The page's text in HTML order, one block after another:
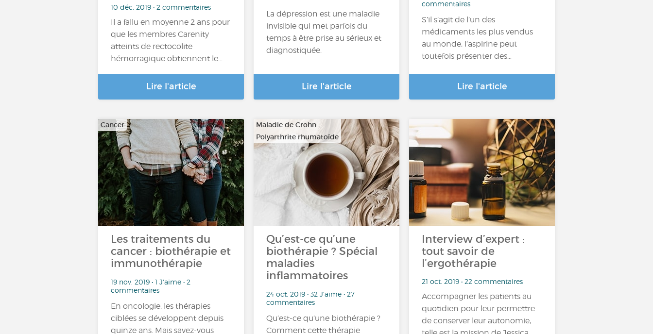
10 déc. 2019 • 2 commentaires
Il a fallu en moyenne 2 ans pour
que les membres Carenity
atteints de rectocolite
hémorragique obtiennent le…
Lire l'article
La dépression est une maladie
invisible qui met parfois du
temps à être prise au sérieux et
diagnostiquée.
Lire l'article
commentaires
S’il s’agit de l’un des
médicaments les plus vendus
au monde, l’aspirine peut
toutefois présenter des…
Lire l'article
Cancer
Les traitements du
cancer : biothérapie et
immunothérapie
19 nov. 2019 • 1 J'aime • 2
commentaires
En oncologie, les thérapies
ciblées se développent depuis
quinze ans. Mais savez-vous
Maladie de Crohn
Polyarthrite rhumatoïde
…
Qu’est-ce qu’une
biothérapie ? Spécial
maladies
inflammatoires
24 oct. 2019 • 32 J'aime • 27
commentaires
Qu’est-ce qu’une biothérapie ?
Comment cette thérapie
Interview d’expert :
tout savoir de
l’ergothérapie
21 oct. 2019 • 22 commentaires
Accompagner les patients au
quotidien pour leur permettre
de conserver leur autonomie,